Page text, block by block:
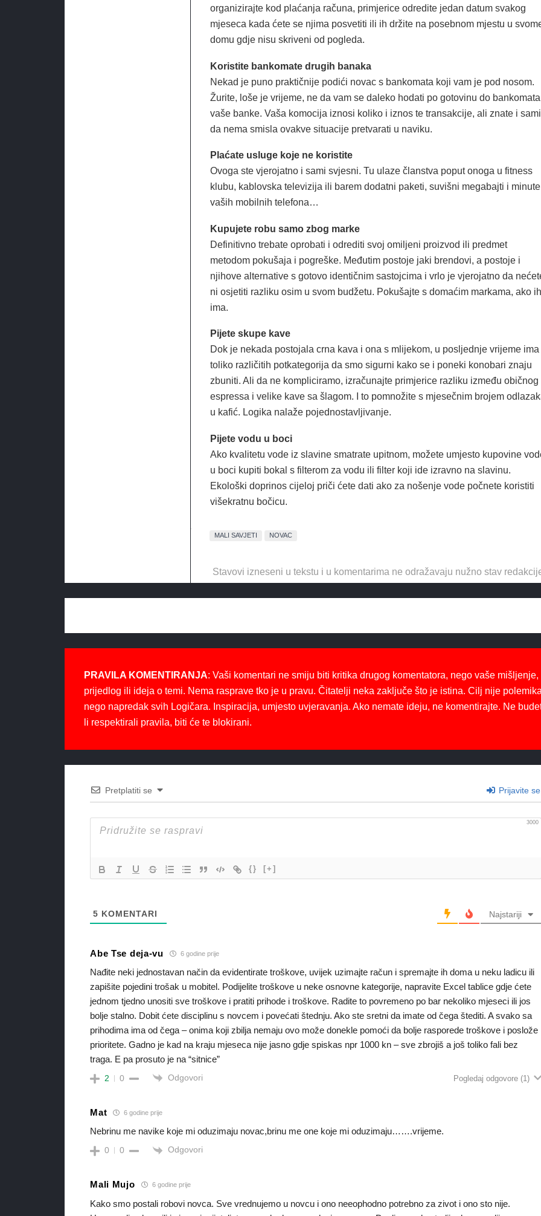
organizirajte kod plaćanja računa, primjerice odredite jedan datum svakog
mjeseca kada ćete se njima posvetiti ili ih držite na posebnom mjestu u
domu gdje nisu skriveni od pogleda.
Koristite bankomate drugih banaka
Nekad je puno praktičnije podići novac s bankomata koji vam je pod nosom.
Žurite, loše je vrijeme, ne da vam se daleko hodati po gotovinu do bankomata
vaše banke. Vaša komocija iznosi koliko i iznos te transakcije, ali znate i sami
da nema smisla ovakve situacije pretvarati u naviku.
Plaćate usluge koje ne koristite
Ovoga ste vjerojatno i sami svjesni. Tu ulaze članstva poput onoga u fitness
klubu, kablovska televizija ili barem dodatni paketi, suvišni megabajti i minute
vaših mobilnih telefona…
Kupujete robu samo zbog marke
Definitivno trebate oprobati i odrediti svoj omiljeni proizvod ili predmet
metodom pokušaja i pogreške. Međutim postoje jaki brendovi, a postoje i
njihove alternative s gotovo identičnim sastojcima i vrlo je vjerojatno da
ni osjetiti razliku osim u svom budžetu. Pokušajte s domaćim markama, ako ih
ima.
Pijete skupe kave
Dok je nekada postojala crna kava i ona s mlijekom, u posljednje vrijeme ima
toliko različitih potkategorija da smo sigurni kako se i poneki konobari znaju
zbuniti. Ali da ne kompliciramo, izračunajte primjerice razliku između običnog
espressa i velike kave sa šlagom. I to pomnožite s mjesečnim brojem
u kafić. Logika nalaže pojednostavljivanje.
Pijete vodu u boci
Ako kvalitetu vode iz slavine smatrate upitnom, možete umjesto kupovine
u boci kupiti bokal s filterom za vodu ili filter koji ide izravno na slavinu.
Ekološki doprinos cijeloj priči ćete dati ako za nošenje vode počnete koristiti
višekratnu bočicu.
MALI SAVJETI NOVAC
Stavovi izneseni u tekstu i u komentarima ne odražavaju nužno stav
PRAVILA KOMENTIRANJA: Vaši komentari ne smiju biti kritika drugog komentatora, nego vaše mišljenje,
prijedlog ili ideja o temi. Nema rasprave tko je u pravu. Čitatelji neka zaključe što je istina. Cilj nije
nego napredak svih Logičara. Inspiracija, umjesto uvjeravanja. Ako nemate ideju, ne komentirajte. Ne
li respektirali pravila, biti će te blokirani.
Pretplatiti se Prijavite se
3000
{} [+]
5 KOMENTARI Najstariji
Abe Tse deja-vu 6 godine prije
Nađite neki jednostavan način da evidentirate troškove, uvijek uzimajte račun i spremajte ih doma u neku ladicu ili
zapišite pojedini trošak u mobitel. Podijelite troškove u neke osnovne kategorije, napravite Excel tablice gdje ćete
jednom tjedno unositi sve troškove i pratiti prihode i troškove. Radite to povremeno po bar nekoliko mjeseci ili jos
bolje stalno. Dobit ćete disciplinu s novcem i povećati štednju. Ako ste sretni da imate od čega štediti. A svako sa
prihodima ima od čega – onima koji zbilja nemaju ovo može donekle pomoći da bolje rasporede troškove i poslože
prioritete. Gadno je kad na kraju mjeseca nije jasno gdje spiskas npr 1000 kn – sve zbrojiš a još toliko fali bez
traga. E pa prosuto je na “sitnice”
2 0 Odgovori Pogledaj odgovore (1)
Mat 6 godine prije
Nebrinu me navike koje mi oduzimaju novac,brinu me one koje mi oduzimaju…….vrijeme.
0 0 Odgovori
Mali Mujo 6 godine prije
Kako smo postali robovi novca. Sve vrednujemo u novcu i ono neeophodno potrebno za zivot i ono sto nije.